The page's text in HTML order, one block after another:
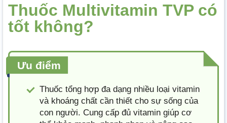
Thuốc Multivitamin TVP có
tốt không?
Ưu điểm
Thuốc tổng hợp đa dạng nhiều loại vitamin
và khoáng chất cần thiết cho sự sống của
con người. Cung cấp đủ vitamin giúp cơ